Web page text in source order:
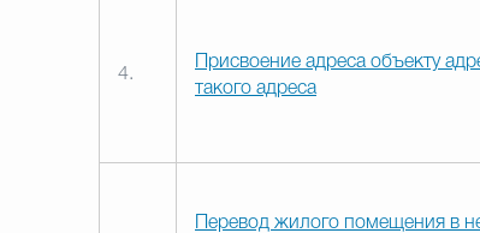
4.
Присвоение адреса объекту
такого адреса
Перевод жилого помещения в